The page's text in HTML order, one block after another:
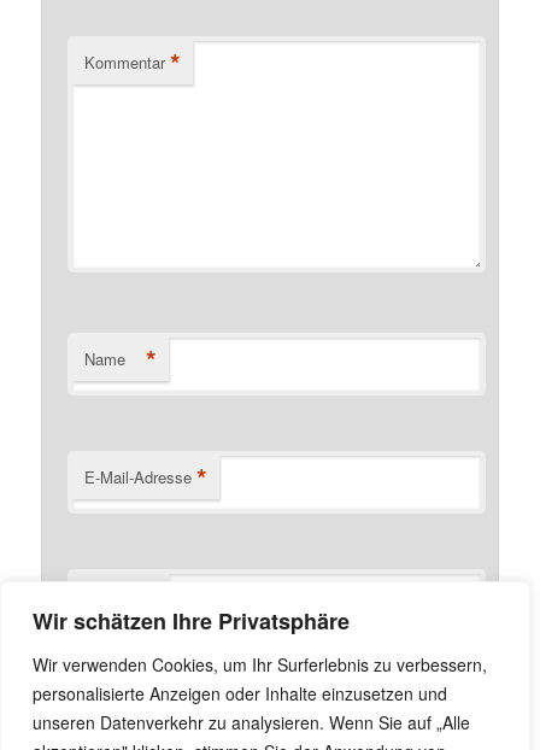
Wir schätzen Ihre Privatsphäre
Wir verwenden Cookies, um Ihr Surferlebnis zu verbessern,
personalisierte Anzeigen oder Inhalte einzusetzen und
unseren Datenverkehr zu analysieren. Wenn Sie auf „Alle
Kommentar *
Name *
E-Mail-Adresse *
Name, E-Mail-Adresse und Website in diesem Browser
für meinen nächsten Kommentar speichern.